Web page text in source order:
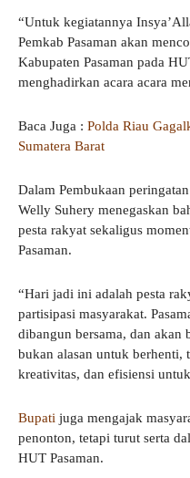
“Untuk kegiatannya
Pemkab Pasaman akan
Kabupaten Pasaman pada
menghadirkan acara acara
Baca Juga : Polda Riau
Sumatera Barat
Dalam Pembukaan
Welly Suhery menegaskan
pesta rakyat sekaligus
Pasaman.
“Hari jadi ini adalah pesta
partisipasi masyarakat.
dibangun bersama, dan akan
bukan alasan untuk berhenti,
kreativitas, dan efisiensi
Bupati juga mengajak
penonton, tetapi turut serta
HUT Pasaman.